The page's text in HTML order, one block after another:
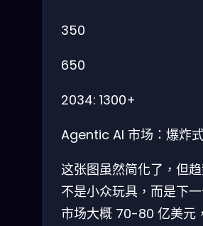
350
650
2034: 1300+
Agentic AI 市场：爆炸
这张图虽然简化了，但
不是小众玩具，而是下
市场大概 70-80 亿美元